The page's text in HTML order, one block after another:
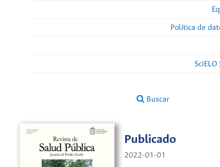
Política de
Buscar
Publicado
2022-01-01